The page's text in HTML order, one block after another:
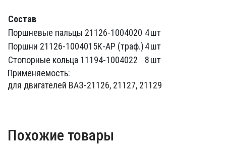
Состав
Поршневые пальцы 21126-1004020 4шт
Поршни 21126-1004015К-АР (траф.)4шт
Стопорные кольца 11194-1004022
8шт
Применяемость:
для двигателей ВАЗ-21126, 21127, 21129
Похожие товары